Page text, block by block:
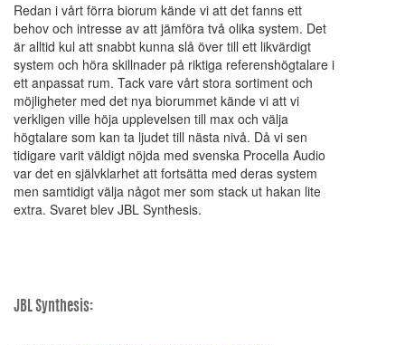
Redan i vårt förra biorum kände vi att det fanns ett
behov och intresse av att jämföra två olika system. Det
är alltid kul att snabbt kunna slå över till ett likvärdigt
system och höra skillnader på riktiga referenshögtalare i
ett anpassat rum. Tack vare vårt stora sortiment och
möjligheter med det nya biorummet kände vi att vi
verkligen ville höja upplevelsen till max och välja
högtalare som kan ta ljudet till nästa nivå. Då vi sen
tidigare varit väldigt nöjda med svenska Procella Audio
var det en självklarhet att fortsätta med deras system
men samtidigt välja något mer som stack ut hakan lite
extra. Svaret blev JBL Synthesis.
JBL Synthesis: